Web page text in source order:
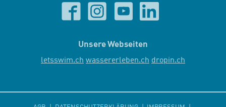
Unsere Webseiten
letsswim.ch wassererleben.ch dropin.ch